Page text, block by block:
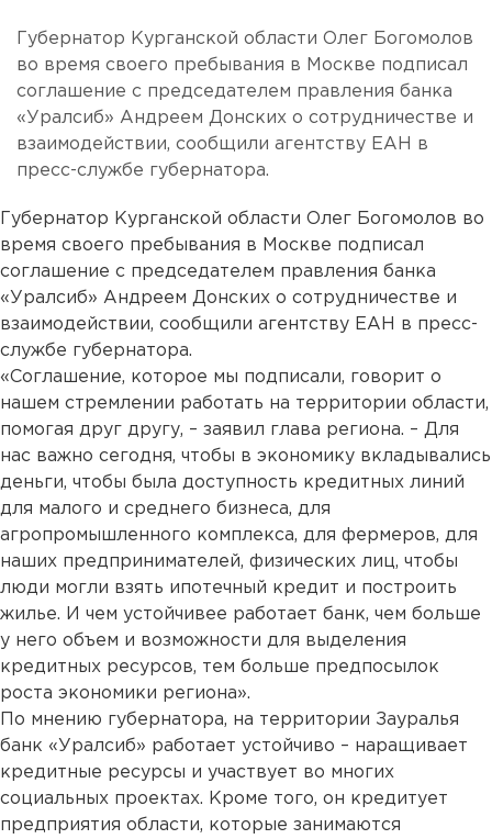
Губернатор Курганской области Олег Богомолов
во время своего пребывания в Москве подписал
соглашение с председателем правления банка
«Уралсиб» Андреем Донских о сотрудничестве и
взаимодействии, сообщили агентству ЕАН в
пресс-службе губернатора.
Губернатор Курганской области Олег Богомолов во
время своего пребывания в Москве подписал
соглашение с председателем правления банка
«Уралсиб» Андреем Донских о сотрудничестве и
взаимодействии, сообщили агентству ЕАН в пресс-
службе губернатора.
«Соглашение, которое мы подписали, говорит о
нашем стремлении работать на территории области,
помогая друг другу, – заявил глава региона. – Для
нас важно сегодня, чтобы в экономику вкладывались
деньги, чтобы была доступность кредитных линий
для малого и среднего бизнеса, для
агропромышленного комплекса, для фермеров, для
наших предпринимателей, физических лиц, чтобы
люди могли взять ипотечный кредит и построить
жилье. И чем устойчивее работает банк, чем больше
у него объем и возможности для выделения
кредитных ресурсов, тем больше предпосылок
роста экономики региона».
По мнению губернатора, на территории Зауралья
банк «Уралсиб» работает устойчиво – наращивает
кредитные ресурсы и участвует во многих
социальных проектах. Кроме того, он кредитует
предприятия области, которые занимаются